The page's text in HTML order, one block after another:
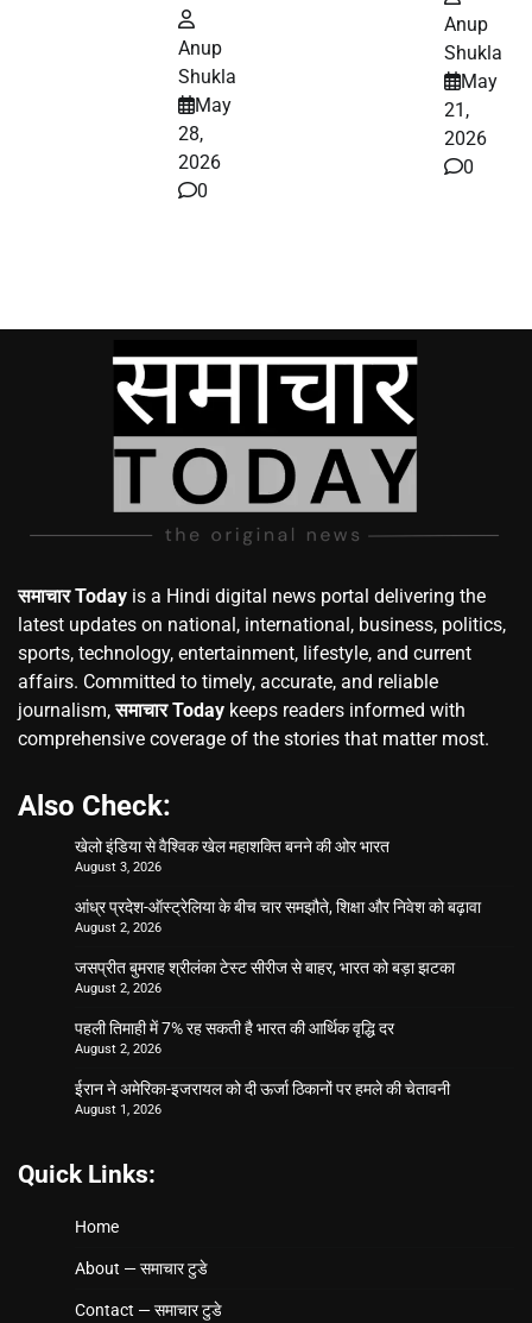
पर हुईं वायरल
Anup
Shukla
May
28,
2026
0
Anup
Shukla
May
21,
2026
0
समाचार Today is a Hindi digital news portal delivering the
latest updates on national, international, business, politics,
sports, technology, entertainment, lifestyle, and current
affairs. Committed to timely, accurate, and reliable
journalism,समाचार Today keeps readers informed with
comprehensive coverage of the stories that matter most.
Also Check:
खेलो इंडिया से वैश्विक खेल महाशक्ति बनने की ओर भारत
August 3, 2026
आंध्र प्रदेश-ऑस्ट्रेलिया के बीच चार समझौते, शिक्षा और निवेश को बढ़ावा
August 2, 2026
जसप्रीत बुमराह श्रीलंका टेस्ट सीरीज से बाहर, भारत को बड़ा झटका
August 2, 2026
पहली तिमाही में 7% रह सकती है भारत की आर्थिक वृद्धि दर
August 2, 2026
ईरान ने अमेरिका-इजरायल को दी ऊर्जा ठिकानों पर हमले की चेतावनी
August 1, 2026
Quick Links:
Home
About — समाचार टुडे
Contact — समाचार टुडे